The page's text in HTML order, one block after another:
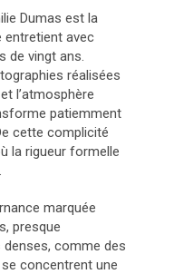
Dumas est la
entretient avec
de vingt ans.
réalisées
l’atmosphère
patiemment
cette complicité
la rigueur formelle
marquée
presque
comme des
concentrent une